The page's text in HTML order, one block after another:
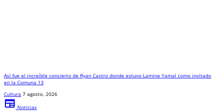
Así fue el increíble concierto de Ryan Castro donde estuvo Lamine Yamal como invitado
en la Comuna 13
Cultura 7 agosto, 2026
newspaper Noticias